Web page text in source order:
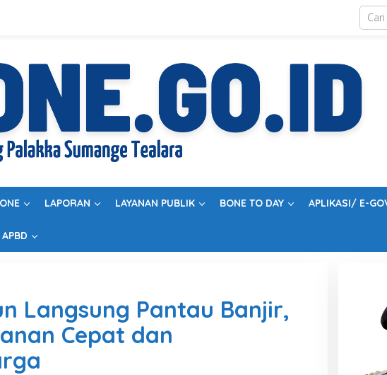
LAPORAN LAYANAN PUBLIK BONE TO DAY APLIKASI/ E-
Langsung Pantau Banjir,
Cepat dan